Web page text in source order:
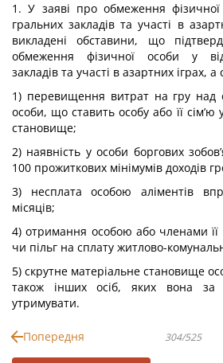
1. У заяві про обмеження фізичної
гральних закладів та участі в
викладені обставини, що
обмеження фізичної особи у
закладів та участі в азартних іграх, а
1) перевищення витрат на гру над
особи, що ставить особу або її сім’ю
становище;
2) наявність у особи боргових
100 прожиткових мінімумів доходів
3) несплата особою аліментів
місяців;
4) отримання особою або членами її
чи пільг на сплату житлово-
5) скрутне матеріальне становище
також інших осіб, яких вона за
утримувати.
Попередня 304/525